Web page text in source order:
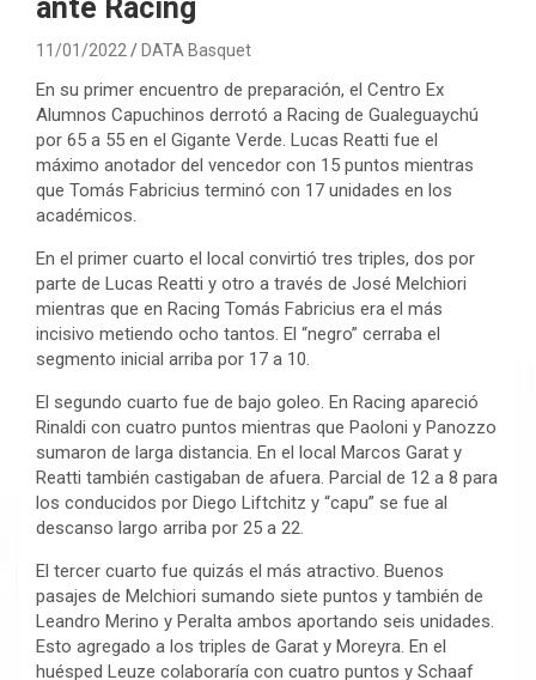
ante Racing
11/01/2022 DATA Basquet
En su primer encuentro de preparación, el Centro Ex
Alumnos Capuchinos derrotó a Racing de Gualeguaychú
por 65 a 55 en el Gigante Verde. Lucas Reatti fue el
máximo anotador del vencedor con 15 puntos mientras
que Tomás Fabricius terminó con 17 unidades en los
académicos.
En el primer cuarto el local convirtió tres triples, dos por
parte de Lucas Reatti y otro a través de José Melchiori
mientras que en Racing Tomás Fabricius era el más
incisivo metiendo ocho tantos. El “negro” cerraba el
segmento inicial arriba por 17 a 10.
El segundo cuarto fue de bajo goleo. En Racing apareció
Rinaldi con cuatro puntos mientras que Paoloni y Panozzo
sumaron de larga distancia. En el local Marcos Garat y
Reatti también castigaban de afuera. Parcial de 12 a 8 para
los conducidos por Diego Liftchitz y “capu” se fue al
descanso largo arriba por 25 a 22.
El tercer cuarto fue quizás el más atractivo. Buenos
pasajes de Melchiori sumando siete puntos y también de
Leandro Merino y Peralta ambos aportando seis unidades.
Esto agregado a los triples de Garat y Moreyra. En el
huésped Leuze colaboraría con cuatro puntos y Schaaf